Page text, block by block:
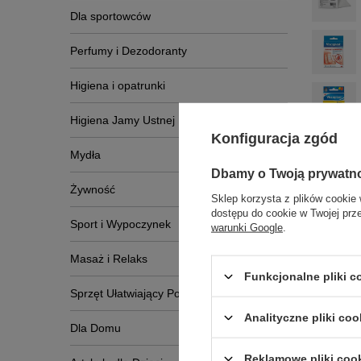
Dla sportowców
Perfumy i Dezodoranty
Higiena i opatrunki
Higiena Jamy Ustnej
Mydła
Żywność
Sport i Wypoczynek
Masaż i Relaks
Sprzęt Ułatwiający Poruszanie Się
Dla Domu
Konfiguracja zgód
Dbamy o Twoją
Sklep korzysta z plików cookie
dostępu do cookie w Twojej
warunki Google
Funkcjonalne pliki
Analityczne pliki
Reklamowe pliki